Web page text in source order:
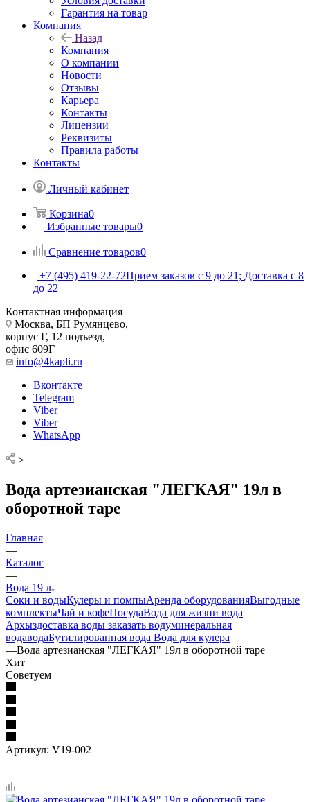
Гарантия на товар
Компания
Назад
Компания
О компании
Новости
Отзывы
Карьера
Контакты
Лицензии
Реквизиты
Правила работы
Контакты
Личный кабинет
Корзина0
Избранные товары0
Сравнение товаров0
+7 (495) 419-22-72Прием заказов с 9 до 21; Доставка с 8
до 22
Контактная информация
Москва, БП Румянцево,
корпус Г, 12 подъезд,
офис 609Г
info@4kapli.ru
Вконтакте
Telegram
Viber
Viber
WhatsApp
>
Вода артезианская "ЛЕГКАЯ" 19л в
оборотной таре
Главная
—
Каталог
—
Вода 19 л
Соки и водыКулеры и помпыАренда оборудованияВыгодные
комплектыЧай и кофеПосудаВода для жизни вода
Архыздоставка воды заказать водуминеральная
водаводаБутилированная вода Вода для кулера
—Вода артезианская "ЛЕГКАЯ" 19л в оборотной таре
Хит
Советуем
Артикул: V19-002